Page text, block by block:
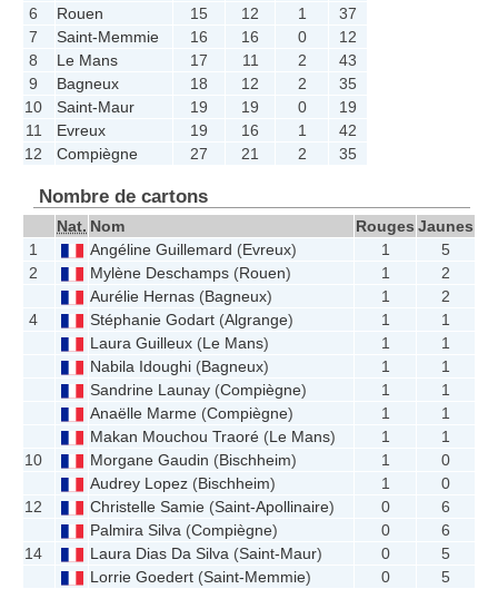
6
Rouen 15 12 1
37
7
Saint-Memmie 16 16 0
12
8
Le Mans 17 11 2
43
9
Bagneux 18 12 2
35
10
Saint-Maur 19 19 0
19
11
Evreux 19 16 1
42
12
Compiègne 27 21 2 35
Nombre de cartons
Nat. Nom Rouges Jaunes
1
Angéline Guillemard (Evreux) 1
5
2
Mylène Deschamps (Rouen) 1
2
Aurélie Hernas (Bagneux) 1
2
4
Stéphanie Godart (Algrange) 1
1
Laura Guilleux (Le Mans) 1
1
Nabila Idoughi (Bagneux) 1
1
Sandrine Launay (Compiègne) 1
1
Anaëlle Marme (Compiègne) 1
1
Makan Mouchou Traoré (Le Mans) 1
1
10
Morgane Gaudin (Bischheim) 1
0
Audrey Lopez (Bischheim) 1
0
12
Christelle Samie (Saint-Apollinaire) 0
6
Palmira Silva (Compiègne) 0
6
14
Laura Dias Da Silva (Saint-Maur) 0
5
Lorrie Goedert (Saint-Memmie) 0
5